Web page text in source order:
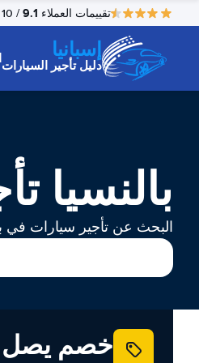
تقييمات العملاء 9.1
/ 10
إسبانيا
دليل تأجير السيارات
بالنسيا
البحث عن تأجير سيارات في